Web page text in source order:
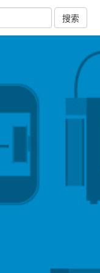
搜索